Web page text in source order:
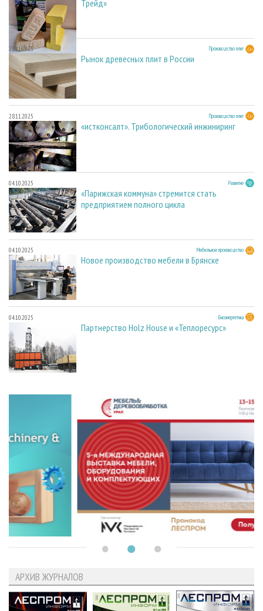
Трейд»
28.11.2025 Производство плит
Рынок древесных плит в России
28.11.2025 Производство плит
«истконсалт». Трибологический инжиниринг
04.10.2025 Развитие
«Парижская коммуна» стремится стать
предприятием полного цикла
04.10.2025 Мебельное производство
Новое производство мебели в Брянске
04.10.2025 Биоэнергетика
Партнерство Holz House и «Теплоресурс»
АРХИВ ЖУРНАЛОВ